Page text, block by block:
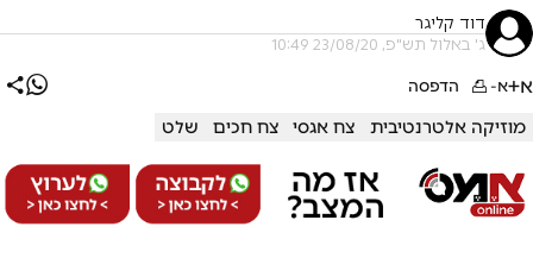
דוד קליגר
ג' באלול תש"פ, 23/08/20 10:49
א+א- הדפסה
מוזיקה אלטרנטיבית צח אגסי צח חכים שלט